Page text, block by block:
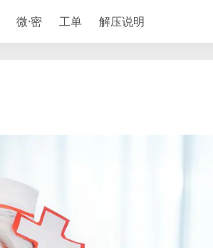
微·密 工单 解压说明